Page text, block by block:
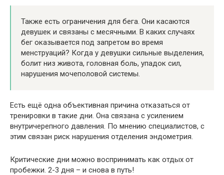
Также есть ограничения для бега. Они касаются
девушек и связаны с месячными. В каких случаях
бег оказывается под запретом во время
менструаций? Когда у девушки сильные выделения,
болит низ живота, головная боль, упадок сил,
нарушения мочеполовой системы.
Есть ещё одна объективная причина отказаться от
тренировки в такие дни. Она связана с усилением
внутричерепного давления. По мнению специалистов, с
этим связан риск нарушения отделения эндометрия.
Критические дни можно воспринимать как отдых от
пробежки. 2-3 дня – и снова в путь!